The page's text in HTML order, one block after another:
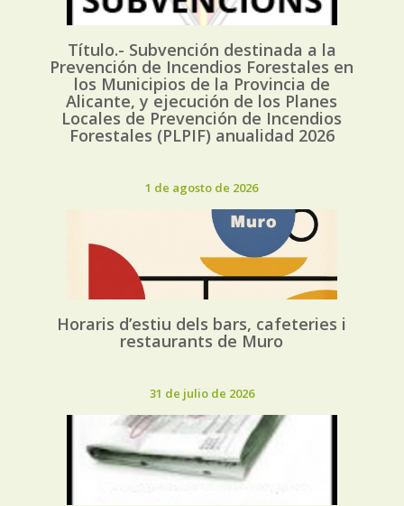
Título.- Subvención destinada a la
Prevención de Incendios Forestales en
los Municipios de la Provincia de
Alicante, y ejecución de los Planes
Locales de Prevención de Incendios
Forestales (PLPIF) anualidad 2026
1 de agosto de 2026
Horaris d’estiu dels bars, cafeteries i
restaurants de Muro
31 de julio de 2026